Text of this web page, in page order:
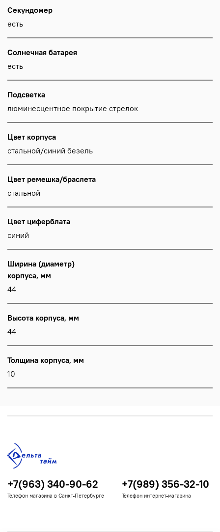
Секундомер
есть
Солнечная батарея
есть
Подсветка
люминесцентное покрытие стрелок
Цвет корпуса
стальной/синий безель
Цвет ремешка/браслета
стальной
Цвет циферблата
синий
Ширина (диаметр)
корпуса, мм
44
Высота корпуса, мм
44
Толщина корпуса, мм
10
+7(963) 340-90-62
Телефон магазина в Санкт-Петербурге
+7(989) 356-32-10
Телефон интернет-магазина